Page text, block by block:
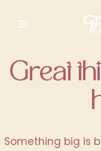
Great
Something big is